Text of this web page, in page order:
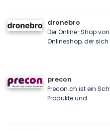
dronebro
Der Online-Shop
Onlineshop, der sich
precon
Precon.ch ist ein
Produkte und